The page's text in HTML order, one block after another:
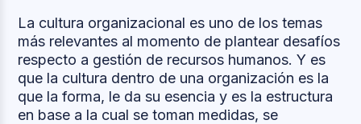
La cultura organizacional es uno de los temas
más relevantes al momento de plantear desafíos
respecto a gestión de recursos humanos. Y es
que la cultura dentro de una organización es la
que la forma, le da su esencia y es la estructura
en base a la cual se toman medidas, se